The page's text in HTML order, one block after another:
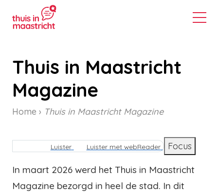
Thuis in Maastricht
Magazine
Kruimelpad
Home Thuis in Maastricht Magazine
Luister Luister met webReader Focus
In maart 2026 werd het Thuis in Maastricht
Magazine bezorgd in heel de stad. In dit